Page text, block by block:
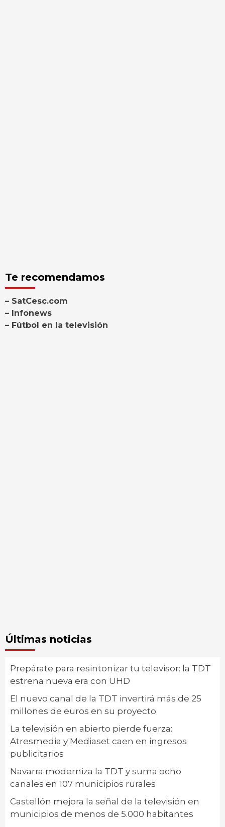
Te recomendamos
– SatCesc.com
– Infonews
– Fútbol en la televisión
Últimas noticias
Prepárate para resintonizar tu televisor: la TDT
estrena nueva era con UHD
El nuevo canal de la TDT invertirá más de 25
millones de euros en su proyecto
La televisión en abierto pierde fuerza:
Atresmedia y Mediaset caen en ingresos
publicitarios
Navarra moderniza la TDT y suma ocho
canales en 107 municipios rurales
Castellón mejora la señal de la televisión en
municipios de menos de 5.000 habitantes